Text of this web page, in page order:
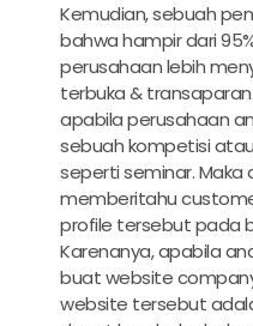
Kemudian, sebuah
bahwa hampir dari
perusahaan lebih
terbuka &
apabila perusahaan
sebuah kompetisi
seperti seminar.
memberitahu
profile tersebut pada
Karenanya, apabila
buat website
website tersebut